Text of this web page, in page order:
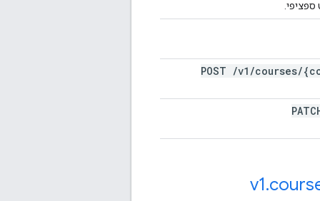
POST /v1 /courses/
v1.